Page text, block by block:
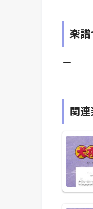
楽
ー
関